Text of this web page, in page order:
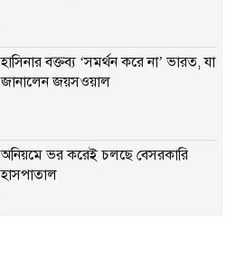
হাসিনার বক্তব্য ‘সমর্থন করে না’ ভারত, যা
জানালেন জয়সওয়াল
অনিয়মে ভর করেই চলছে বেসরকারি
হাসপাতাল